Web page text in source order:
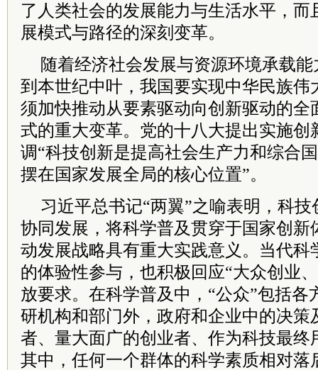
了人类社会的发展能力与生活水平，而
展模式与路径的深刻变革。
随着经济社会发展与资源环境承载
到本世纪中叶，我国要实现中华民族伟
须加快推动从要素驱动向创新驱动的全
式的重大变革。党的十八大提出实施创
调“科技创新是提高社会生产力和综合
摆在国家发展全局的核心位置”。
习近平总书记“两翼”之喻表明，科
协同发展，将科学普及贯穿于国家创新
动发展战略具有重大实践意义。当代科
的体验性参与，也积极回应“大众创业
放要求。在科学普及中，“公众”包括各
研机构和部门外，政府和企业中的决策
者、量大面广的创业者、作为科技最终
其中，任何一个群体的科学素质相对落